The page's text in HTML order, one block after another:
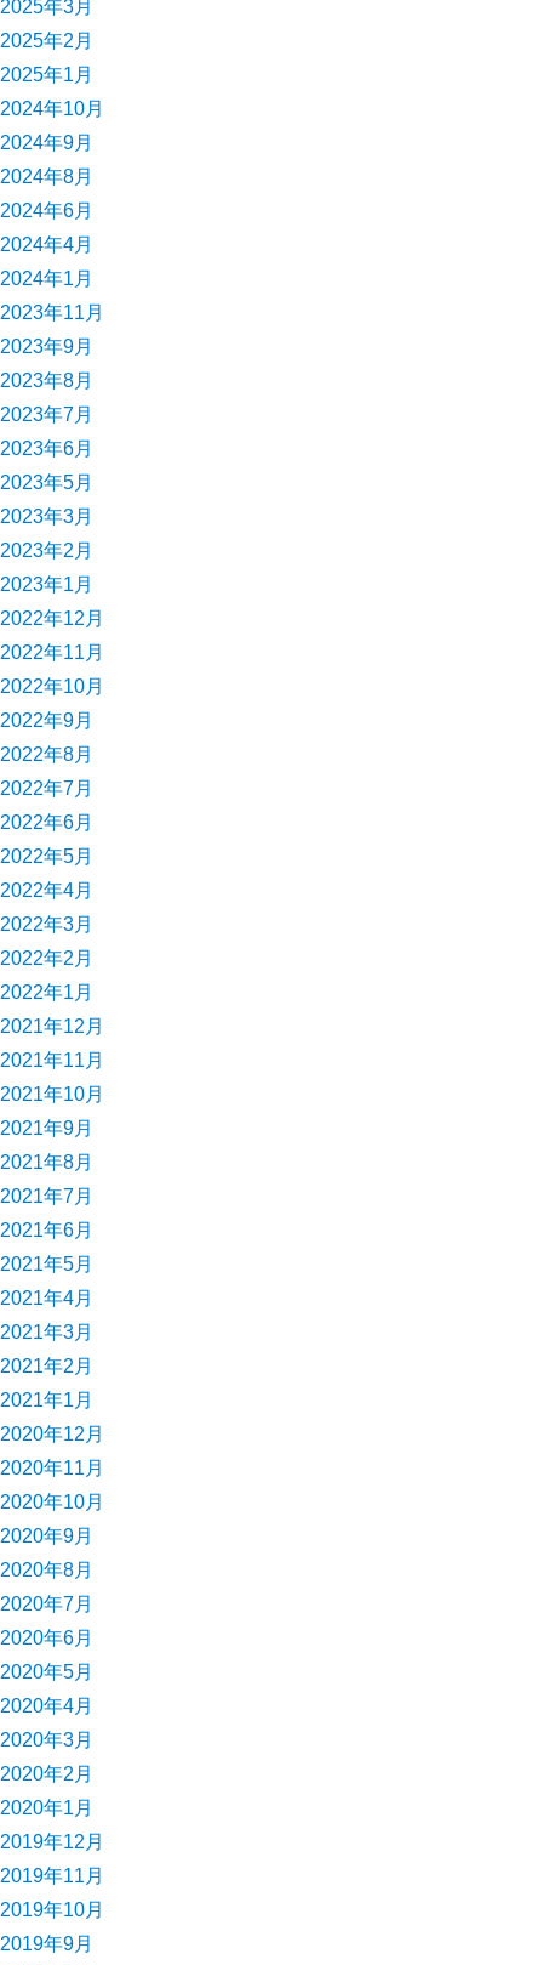
2025年3月
2025年2月
2025年1月
2024年10月
2024年9月
2024年8月
2024年6月
2024年4月
2024年1月
2023年11月
2023年9月
2023年8月
2023年7月
2023年6月
2023年5月
2023年3月
2023年2月
2023年1月
2022年12月
2022年11月
2022年10月
2022年9月
2022年8月
2022年7月
2022年6月
2022年5月
2022年4月
2022年3月
2022年2月
2022年1月
2021年12月
2021年11月
2021年10月
2021年9月
2021年8月
2021年7月
2021年6月
2021年5月
2021年4月
2021年3月
2021年2月
2021年1月
2020年12月
2020年11月
2020年10月
2020年9月
2020年8月
2020年7月
2020年6月
2020年5月
2020年4月
2020年3月
2020年2月
2020年1月
2019年12月
2019年11月
2019年10月
2019年9月